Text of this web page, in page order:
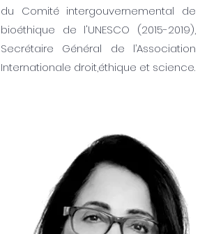
du Comité intergouvernemental de
bioéthique de l'UNESCO (2015-2019),
Secrétaire Général de l’Association
Internationale droit,éthique et science.